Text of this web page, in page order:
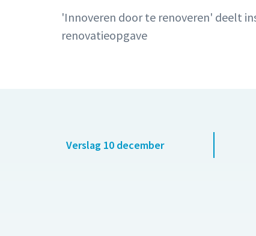
'Innoveren door te renoveren' deelt
renovatieopgave
Verslag 10 december